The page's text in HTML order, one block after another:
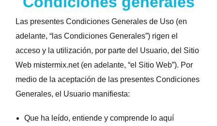
Las presentes Condiciones Generales de Uso (en
adelante, “las Condiciones Generales”) rigen el
acceso y la utilización, por parte del Usuario, del Sitio
Web mistermix.net (en adelante, “el Sitio Web”). Por
medio de la aceptación de las presentes Condiciones
Generales, el Usuario manifiesta:
Que ha leído, entiende y comprende lo aquí